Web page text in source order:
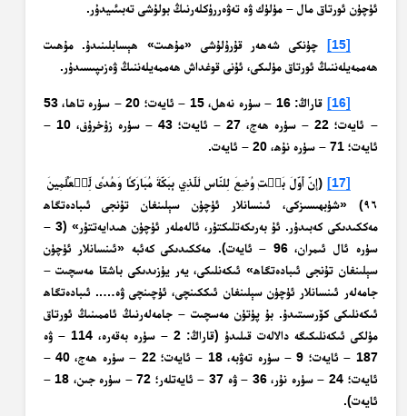
ئۈچۈن ئورتاق مال – مۈلۈك ۋە تەۋەررۈكلەرنىڭ بولۇشى تەبىئىيدۇر.
[15]
چۈنكى شەھەر قۇرۇلۇشى «مۇھىت» ھېسابلىنىدۇ. مۇھىت
ھەممەيلەننىڭ ئورتاق مۈلىكى، ئۇنى قوغداش ھەممەيلەننىڭ ۋەزىپىسىدۇر.
[16]
قاراڭ: 16 – سۈرە نەھل، 15 – ئايەت؛ 20 – سۈرە تاھا، 53
– ئايەت؛ 22 – سۈرە ھەج، 27 – ئايەت؛ 43 – سۈرە زۇخرۇف، 10 –
ئايەت؛ 71 – سۈرە نۇھ، 20 – ئايەت.
[17]
﴿إِنَّ أَوَّلَ بَيۡتٖ وُضِعَ لِلنَّاسِ لَلَّذِي بِبَكَّةَ مُبَارَكٗا وَهُدٗى لِّلۡعَٰلَمِينَ
٩٦﴾ «شۈبھىسىزكى، ئىنسانلار ئۈچۈن سېلىنغان تۇنجى ئىبادەتگاھ
مەككىدىكى كەبىدۇر. ئۇ بەرىكەتلىكتۇر، ئالەملەر ئۈچۈن ھىدايەتتۇر» (3 –
سۈرە ئال ئىمران، 96 – ئايەت). مەككىدىكى كەئبە «ئىنسانلار ئۈچۈن
سېلىنغان تۇنجى ئىبادەتگاھ» ئىكەنلىكى، يەر يۈزىدىكى باشقا مەسچىت –
جامەلەر ئىنسانلار ئۈچۈن سېلىنغان ئىككىنچى، ئۈچىنچى ۋە….. ئىبادەتگاھ
ئىكەنلىكى كۆرسىتىدۇ. بۇ پۈتۈن مەسچىت – جامەلەرنىڭ ئاممىنىڭ ئورتاق
مۈلكى ئىكەنلىكىگە دالالەت قىلىدۇ (قاراڭ: 2 – سۈرە بەقەرە، 114 – ۋە
187 – ئايەت؛ 9 – سۈرە تەۋبە، 18 – ئايەت؛ 22 – سۈرە ھەج، 40 –
ئايەت؛ 24 – سۈرە نۇر، 36 – ۋە 37 – ئايەتلەر؛ 72 – سۈرە جىن، 18 –
ئايەت).